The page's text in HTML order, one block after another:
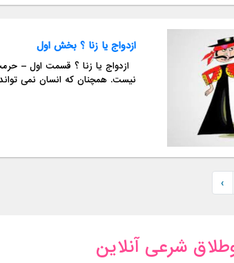
ازدواج یا زنا ؟ بخش اول
نیست. همچنان که انسان نمی
›
شرعی آنلاین